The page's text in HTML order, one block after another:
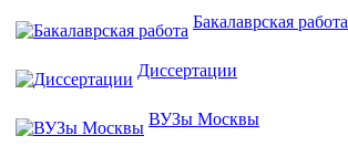
Бакалаврская работа
Диссертации
ВУЗы Москвы